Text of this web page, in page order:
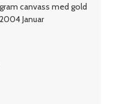
canvass med gold
Januar